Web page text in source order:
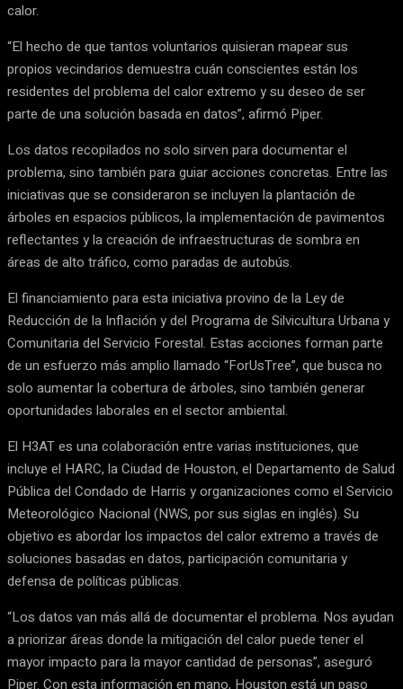
calor.
“El hecho de que tantos voluntarios quisieran mapear sus
propios vecindarios demuestra cuán conscientes están los
residentes del problema del calor extremo y su deseo de ser
parte de una solución basada en datos”, afirmó Piper.
Los datos recopilados no solo sirven para documentar el
problema, sino también para guiar acciones concretas. Entre las
iniciativas que se consideraron se incluyen la plantación de
árboles en espacios públicos, la implementación de pavimentos
reflectantes y la creación de infraestructuras de sombra en
áreas de alto tráfico, como paradas de autobús.
El financiamiento para esta iniciativa provino de la Ley de
Reducción de la Inflación y del Programa de Silvicultura Urbana y
Comunitaria del Servicio Forestal. Estas acciones forman parte
de un esfuerzo más amplio llamado “ForUsTree”, que busca no
solo aumentar la cobertura de árboles, sino también generar
oportunidades laborales en el sector ambiental.
El H3AT es una colaboración entre varias instituciones, que
incluye el HARC, la Ciudad de Houston, el Departamento de Salud
Pública del Condado de Harris y organizaciones como el Servicio
Meteorológico Nacional (NWS, por sus siglas en inglés). Su
objetivo es abordar los impactos del calor extremo a través de
soluciones basadas en datos, participación comunitaria y
defensa de políticas públicas.
“Los datos van más allá de documentar el problema. Nos ayudan
a priorizar áreas donde la mitigación del calor puede tener el
mayor impacto para la mayor cantidad de personas”, aseguró
Piper. Con esta información en mano, Houston está un paso